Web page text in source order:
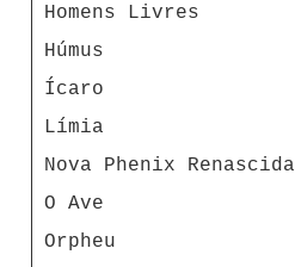
Homens Livres
Húmus
Ícaro
Límia
Nova Phenix Renascida
O Ave
Orpheu